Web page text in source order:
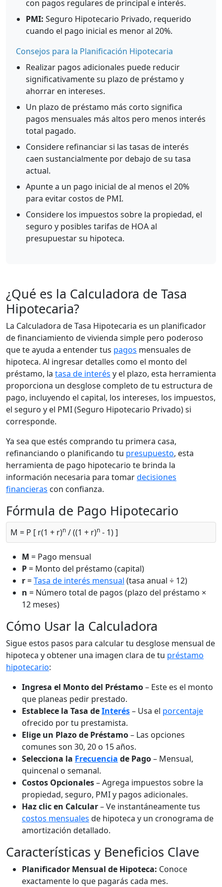
con pagos regulares de principal e interés.
PMI: Seguro Hipotecario Privado, requerido
cuando el pago inicial es menor al 20%.
Consejos para la Planificación Hipotecaria
Realizar pagos adicionales puede reducir
significativamente su plazo de préstamo y
ahorrar en intereses.
Un plazo de préstamo más corto significa
pagos mensuales más altos pero menos interés
total pagado.
Considere refinanciar si las tasas de interés
caen sustancialmente por debajo de su tasa
actual.
Apunte a un pago inicial de al menos el 20%
para evitar costos de PMI.
Considere los impuestos sobre la propiedad, el
seguro y posibles tarifas de HOA al
presupuestar su hipoteca.
¿Qué es la Calculadora de Tasa
Hipotecaria?
La Calculadora de Tasa Hipotecaria es un planificador
de financiamiento de vivienda simple pero poderoso
que te ayuda a entender tus pagos mensuales de
hipoteca. Al ingresar detalles como el monto del
préstamo, la tasa de interés y el plazo, esta herramienta
proporciona un desglose completo de tu estructura de
pago, incluyendo el capital, los intereses, los impuestos,
el seguro y el PMI (Seguro Hipotecario Privado) si
corresponde.
Ya sea que estés comprando tu primera casa,
refinanciando o planificando tu presupuesto, esta
herramienta de pago hipotecario te brinda la
información necesaria para tomardecisiones
financieras con confianza.
Fórmula de Pago Hipotecario
M = P [ r(1 + r)n / ((1 + r)n - 1) ]
M = Pago mensual
P= Monto del préstamo (capital)
r=Tasa de interés mensual (tasa anual ÷ 12)
n = Número total de pagos (plazo del préstamo ×
12 meses)
Cómo Usar la Calculadora
Sigue estos pasos para calcular tu desglose mensual de
hipoteca y obtener una imagen clara de tu préstamo
hipotecario:
Ingresa el Monto del Préstamo– Este es el monto
que planeas pedir prestado.
Establece la Tasa deInterés– Usa el porcentaje
ofrecido por tu prestamista.
Elige un Plazo de Préstamo– Las opciones
comunes son 30, 20 o 15 años.
Selecciona la Frecuencia de Pago– Mensual,
quincenal o semanal.
Costos Opcionales– Agrega impuestos sobre la
propiedad, seguro, PMI y pagos adicionales.
Haz clic en Calcular– Ve instantáneamente tus
costos mensuales de hipoteca y un cronograma de
amortización detallado.
Características y Beneficios Clave
Planificador Mensual de Hipoteca: Conoce
exactamente lo que pagarás cada mes.